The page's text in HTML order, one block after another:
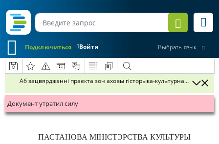
Войти
Подключиться Выбрать язык
Аб зацвярджэнні праекта зон аховы гісторыка-культурнай
Документ утратил силу
ПАСТАНОВА МІНІСТЭРСТВА КУЛЬТУРЫ